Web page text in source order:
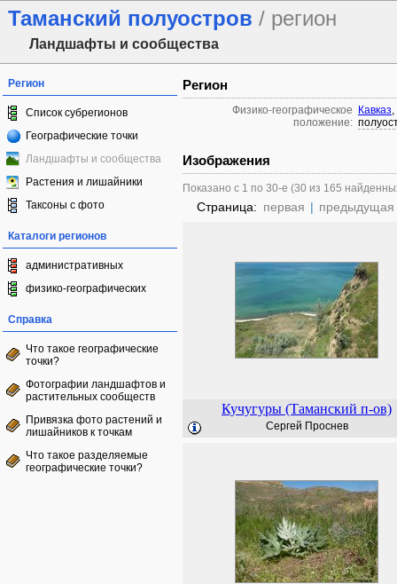
Таманский полуостров / регион
Ландшафты и сообщества
Регион
Список субрегионов
Географические точки
Ландшафты и сообщества
Растения и лишайники
Таксоны с фото
Каталоги регионов
административных
физико-географических
Справка
Что такое географические
точки?
Фотографии ландшафтов и
растительных сообществ
Привязка фото растений и
лишайников к точкам
Что такое разделяемые
географические точки?
Регион
Физико-географическое
положение:
Кавказ,
Изображения
Показано с 1 по 30-е (30 из 165
Страница: первая | предыдущая
Кучугуры (Таманский п-ов)
Сергей Проснев